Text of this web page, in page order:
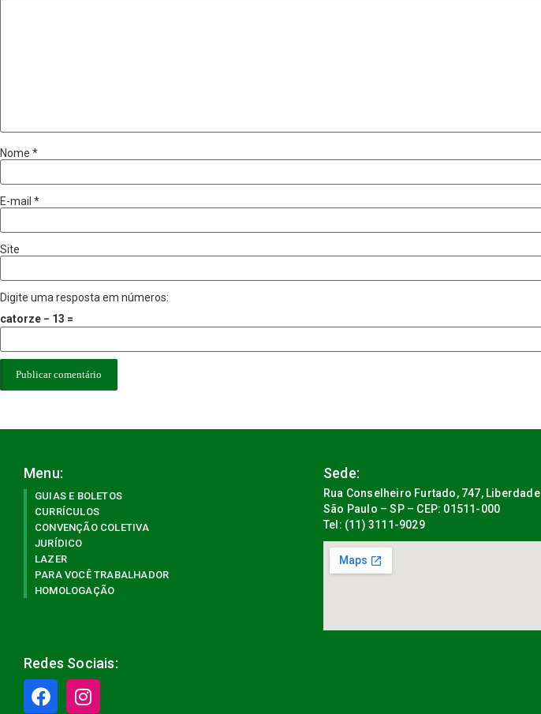
Nome *
E-mail *
Site
Digite uma resposta em números:
catorze − 13 =
Menu:
GUIAS E BOLETOS
CURRÍCULOS
CONVENÇÃO COLETIVA
JURÍDICO
LAZER
PARA VOCÊ TRABALHADOR
HOMOLOGAÇÃO
Redes Sociais:
Sede:
Rua Conselheiro Furtado, 747, Liberdade
São Paulo – SP – CEP: 01511-000
Tel: (11) 3111-9029